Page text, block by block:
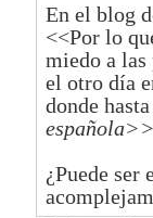
En el blog
<<Por lo
miedo a las
el otro día
donde
¿Puede